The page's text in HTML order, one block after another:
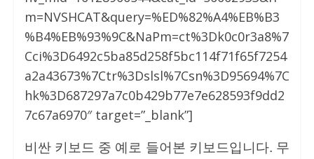
m=NVSHCAT&query=%ED%82%A4%EB%B3
%B4%EB%93%9C&NaPm=ct%3Dk0c0r3a8%7
Cci%3D6492c5ba85d258f5bc114f71f65f7254
a2a43673%7Ctr%3Dslsl%7Csn%3D95694%7C
hk%3D687297a7c0b429b77e7e628593f9dd2
7c67a6970″ target=”_blank”]
비싼 키보드 중 예로 들어본 키보드입니다. 무